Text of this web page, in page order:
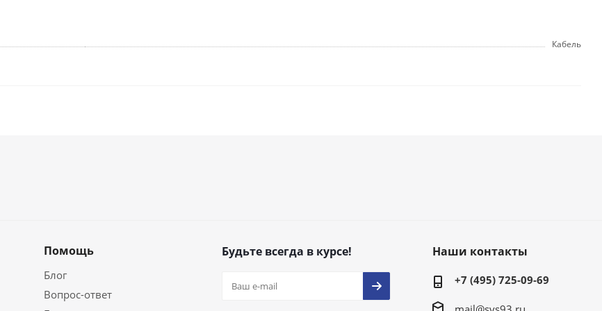
Кабель
Помощь
Блог
Вопрос-ответ
Будьте всегда в курсе! Наши контакты
+7 (495) 725-09-69